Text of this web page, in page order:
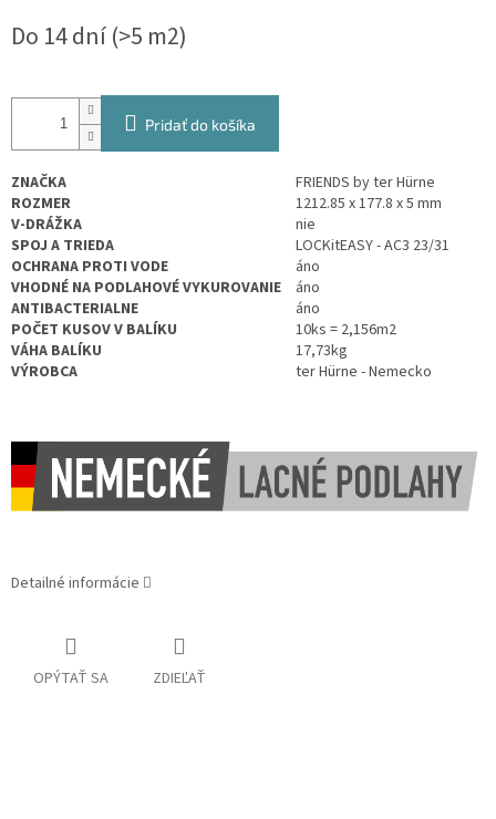
cena:
Do 14 dní(>5 m2)
Pridať do košíka
ZNAČKA
FRIENDS by ter Hürne
ROZMER
1212.85 x 177.8 x 5 mm
V-DRÁŽKA
nie
SPOJ A TRIEDA
LOCKitEASY- AC3 23/31
OCHRANA PROTI VODE
áno
VHODNÉ NA PODLAHOVÉ VYKUROVANIE
áno
ANTIBACTERIALNE
áno
POČET KUSOV V BALÍKU
10ks = 2,156m2
VÁHA BALÍKU
17,73kg
VÝROBCA
ter Hürne - Nemecko
Detailné informácie
OPÝTAŤ SA ZDIEĽAŤ